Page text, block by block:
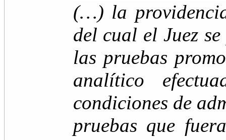
(…) la
del cual el Juez
las pruebas
analítico
condiciones de
pruebas que